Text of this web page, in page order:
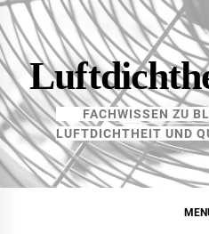
Skip
to
content
FACHWISSEN ZU
LUFTDICHTHEIT UND